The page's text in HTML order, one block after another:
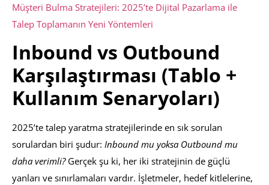
Müşteri Bulma Stratejileri: 2025’te Dijital Pazarlama ile
Talep Toplamanın Yeni Yöntemleri
Inbound vs Outbound
Karşılaştırması (Tablo +
Kullanım Senaryoları)
2025’te talep yaratma stratejilerinde en sık sorulan
sorulardan biri şudur: Inbound mu yoksa Outbound mu
daha verimli?Gerçek şu ki, her iki stratejinin de güçlü
yanları ve sınırlamaları vardır. İşletmeler, hedef kitlelerine,